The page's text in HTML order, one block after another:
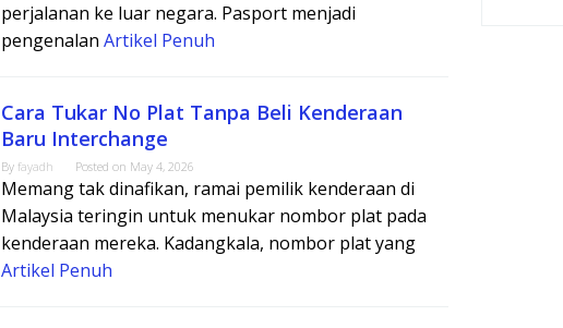
perjalanan ke luar negara. Pasport menjadi
pengenalan Artikel Penuh
Cara Tukar No Plat Tanpa Beli Kenderaan
Baru Interchange
By fayadh Posted on May 4, 2026
Memang tak dinafikan, ramai pemilik kenderaan di
Malaysia teringin untuk menukar nombor plat pada
kenderaan mereka. Kadangkala, nombor plat yang
Artikel Penuh